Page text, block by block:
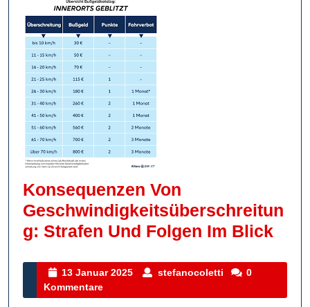
Konsequenzen Von
Geschwindigkeitsüberschreitun
G: Strafen Und Folgen Im Blick
13 Januar 2025
13
2025
stefanocoletti stefanocoletti
0
Kommentare